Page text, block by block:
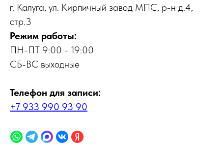
г. Калуга, ул. Кирпичный завод МПС, р-н д.4,
стр.3
Режим работы:
ПН-ПТ 9:00 - 19:00
СБ-ВС выходные
Телефон для записи:
+7 933 990 93 90